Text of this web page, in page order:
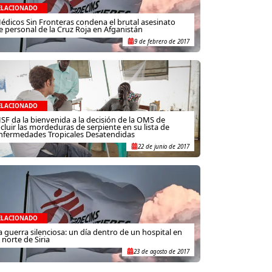
Sin Fronteras condena el brutal asesinato
personal de la Cruz Roja en Afganistán
9 de febrero de 2017
da la bienvenida a la decisión de la OMS de
las mordeduras de serpiente en su lista de
Tropicales Desatendidas
22 de junio de 2017
guerra silenciosa: un día dentro de un hospital en
norte de Siria
23 de agosto de 2017